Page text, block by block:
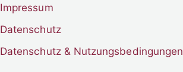
Impressum
Datenschutz
Datenschutz & Nutzungsbedingungen